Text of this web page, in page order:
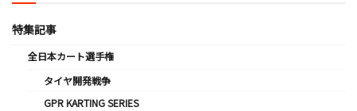
特集記事
全日本カート選手権
タイヤ開発戦争
GPR KARTING SERIES